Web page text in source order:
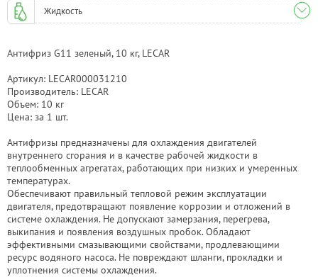
Жидкость
Антифриз G11 зеленый, 10 кг, LECAR
Артикул: LECAR000031210
Производитель: LECAR
Объем: 10 кг
Цена: за 1 шт.
Антифризы предназначены для охлаждения двигателей
внутреннего сгорания и в качестве рабочей жидкости в
теплообменных агрегатах, работающих при низких и умеренных
температурах.
Обеспечивают правильный тепловой режим эксплуатации
двигателя, предотвращают появление коррозии и отложений в
системе охлаждения. Не допускают замерзания, перегрева,
выкипания и появления воздушных пробок. Обладают
эффективными смазывающими свойствами, продлевающими
ресурс водяного насоса. Не повреждают шланги, прокладки и
уплотнения системы охлаждения.